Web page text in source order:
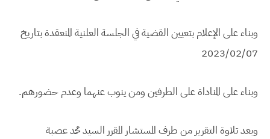
وبناء على الإعلام بتعيين القضية في الجلسة العلنية المنعقدة بتاريخ
2023/02/07
وبناء على المناداة على الطرفين ومن ينوب عنهما وعدم حضورهم.
وبعد تلاوة التقرير من طرف المستشار المقرر السيد محمد عصبة